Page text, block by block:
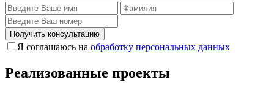
Получить консультацию
Я соглашаюсь на обработку персональных данных
Реализованные проекты